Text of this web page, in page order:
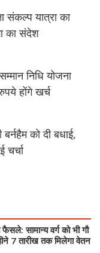
संकल्प यात्रा का
का संदेश
निधि योजना
होंगे खर्च
को दी बधाई,
चर्चा
सामान्य वर्ग को भी गौ
7 तारीख तक मिलेगा वेतन